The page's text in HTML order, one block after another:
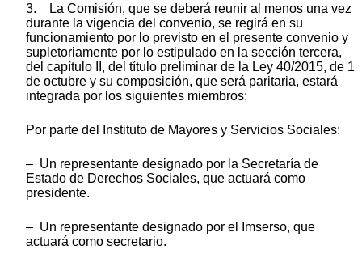
3. La Comisión, que se deberá reunir al menos una vez
durante la vigencia del convenio, se regirá en su
funcionamiento por lo previsto en el presente convenio y
supletoriamente por lo estipulado en la sección tercera,
del capítulo II, del título preliminar de la Ley 40/2015, de 1
de octubre y su composición, que será paritaria, estará
integrada por los siguientes miembros:
Por parte del Instituto de Mayores y Servicios Sociales:
– Un representante designado por la Secretaría de
Estado de Derechos Sociales, que actuará como
presidente.
– Un representante designado por el Imserso, que
actuará como secretario.